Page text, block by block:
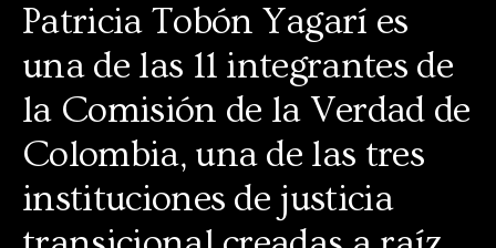
Patricia Tobón Yagarí es
una de las 11 integrantes de
la Comisión de la Verdad de
Colombia, una de las tres
instituciones de justicia